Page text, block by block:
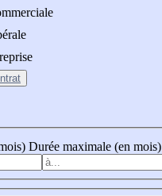
Durée maximale (en mois)